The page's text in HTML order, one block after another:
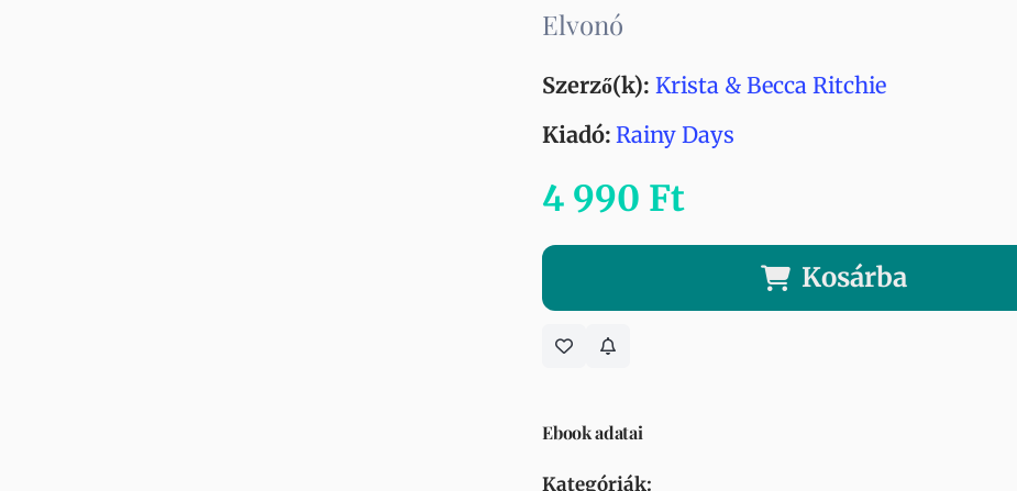
Elvonó
Szerző(k): Krista & Becca Ritchie
Kiadó: Rainy Days
4 990 Ft
Kosárba
Ebook adatai
Kategóriák: